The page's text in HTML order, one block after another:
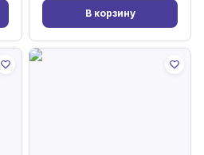
В корзину